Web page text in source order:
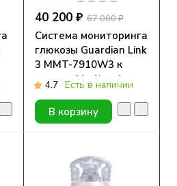
40 200 ₽ 67 000 ₽
Система мониторинга
глюкозы Guardian Link
3 MMT-7910W3 к
помпам Medtronic
MiniMed 720G, 740G,
780G, 1 шт.
4.7 Есть в наличии
В корзину